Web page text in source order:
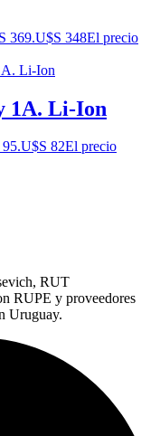
369.U$S 348El precio
1A. Li-Ion
U$S 82El precio
RUT
RUPE y proveedores
Uruguay.